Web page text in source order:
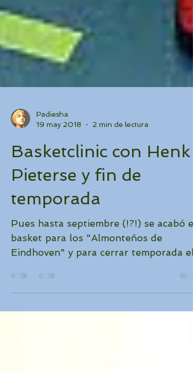
Padiesha
19 may 2018
2 min de lectura
Basketclinic con Henk
Pieterse y fin de
temporada
Pues hasta septiembre (!?!) se acabó el
basket para los "Almonteños de